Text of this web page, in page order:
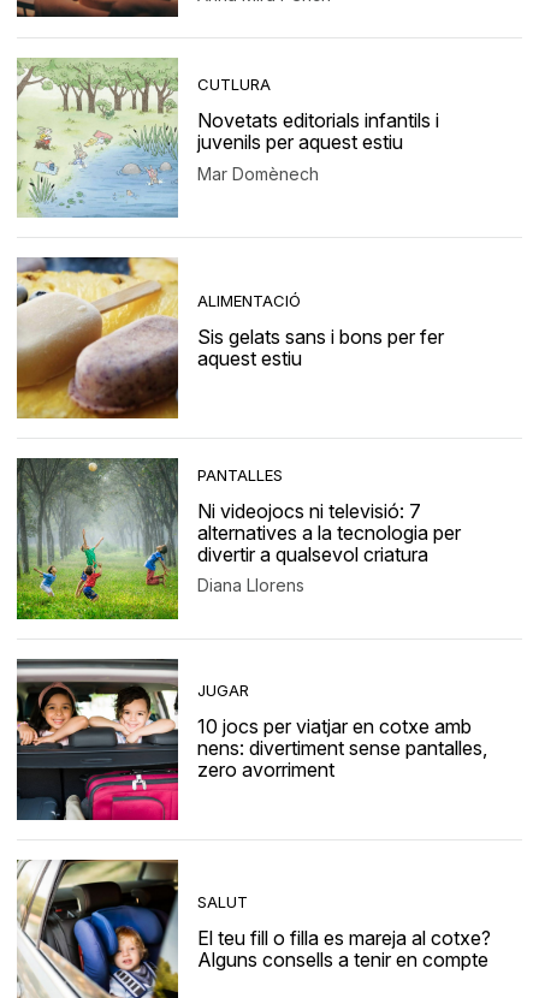
CUTLURA
Novetats editorials infantils i
juvenils per aquest estiu
Mar Domènech
ALIMENTACIÓ
Sis gelats sans i bons per fer
aquest estiu
PANTALLES
Ni videojocs ni televisió: 7
alternatives a la tecnologia per
divertir a qualsevol criatura
Diana Llorens
JUGAR
10 jocs per viatjar en cotxe amb
nens: divertiment sense pantalles,
zero avorriment
SALUT
El teu fill o filla es mareja al cotxe?
Alguns consells a tenir en compte